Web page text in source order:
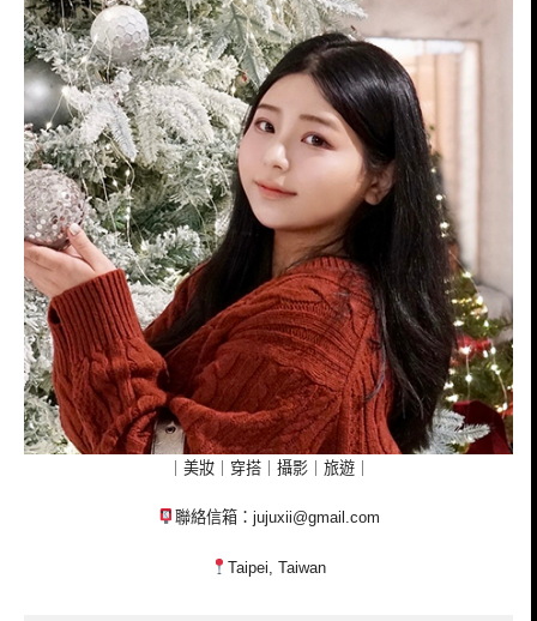
｜美妝｜穿搭｜攝影｜旅遊｜
聯絡信箱： jujuxii@gmail.com
Taipei, Taiwan